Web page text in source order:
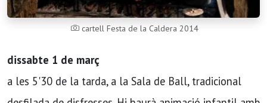
cartell Festa de la Caldera 2014
dissabte 1 de març
a les 5'30 de la tarda, a la Sala de Ball, tradicional